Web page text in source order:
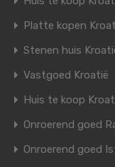
Platte kopen
Stenen huis
Vastgoed Kroatië
Huis te koop
Onroerend goed
Onroerend goed